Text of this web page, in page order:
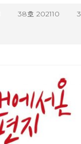
38호 202110